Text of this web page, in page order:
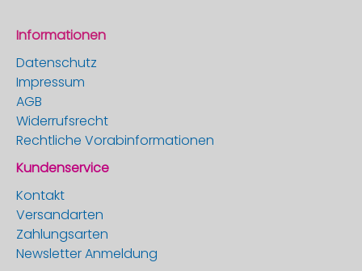
Informationen
Datenschutz
Impressum
AGB
Widerrufsrecht
Rechtliche Vorabinformationen
Kundenservice
Kontakt
Versandarten
Zahlungsarten
Newsletter Anmeldung